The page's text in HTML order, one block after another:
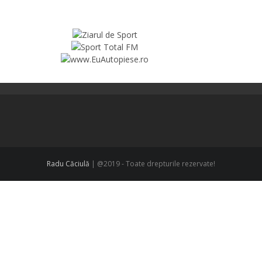
Radu Căciulă | @2019 - Toate drepturile rezervate!